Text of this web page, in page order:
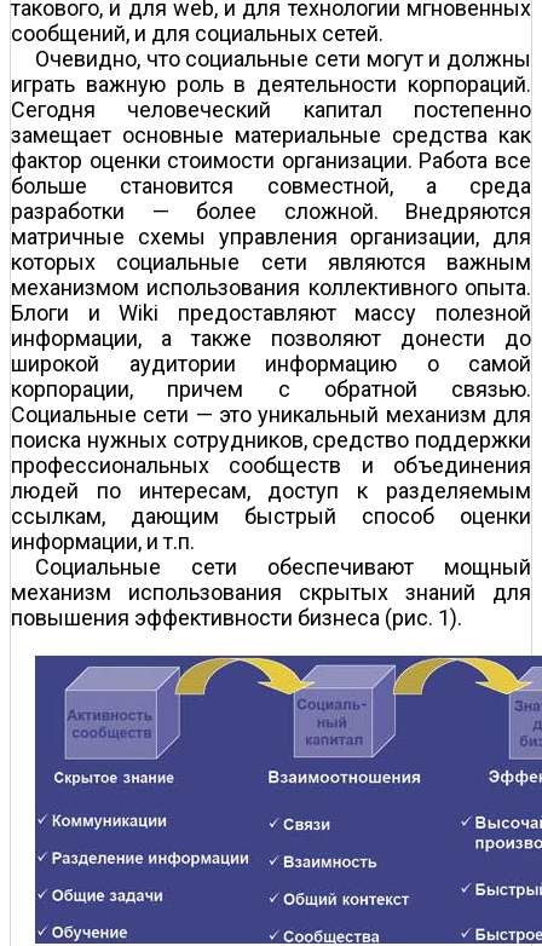
такового, и для web, и для технологии мгновенных
сообщений, и для социальных сетей.
Очевидно, что социальные сети могут и должны
играть важную роль в деятельности корпораций.
Сегодня человеческий капитал постепенно
замещает основные материальные средства как
фактор оценки стоимости организации. Работа все
больше становится совместной, а среда
разработки — более сложной. Внедряются
матричные схемы управления организации, для
которых социальные сети являются важным
механизмом использования коллективного опыта.
Блоги и Wiki предоставляют массу полезной
информации, а также позволяют донести до
широкой аудитории информацию о самой
корпорации, причем с обратной связью.
Социальные сети — это уникальный механизм для
поиска нужных сотрудников, средство поддержки
профессиональных сообществ и объединения
людей по интересам, доступ к разделяемым
ссылкам, дающим быстрый способ оценки
информации, и т.п.
Социальные сети обеспечивают мощный
механизм использования скрытых знаний для
повышения эффективности бизнеса (рис. 1).